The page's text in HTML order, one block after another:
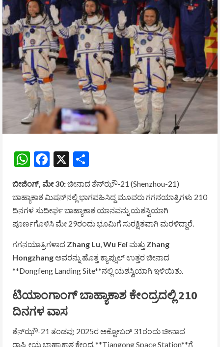
WhatsApp
Facebook
X
ಬೀಜಿಂಗ್, ಮೇ 30:ಚೀನಾದ ಶೆನ್‌ಝೌ-21 (Shenzhou-21)
ಬಾಹ್ಯಾಕಾಶ ಮಿಷನ್‌ನಲ್ಲಿ ಭಾಗವಹಿಸಿದ್ದ ಮೂವರು ಗಗನಯಾತ್ರಿಗಳು 210
ದಿನಗಳ ಸುದೀರ್ಘ ಬಾಹ್ಯಾಕಾಶ ಯಾನವನ್ನು ಯಶಸ್ವಿಯಾಗಿ
ಪೂರ್ಣಗೊಳಿಸಿ ಮೇ 29ರಂದು ಭೂಮಿಗೆ ಸುರಕ್ಷಿತವಾಗಿ ಮರಳಿದ್ದಾರೆ.
ಗಗನಯಾತ್ರಿಗಳಾದ Zhang Lu,Wu Fei ಮತ್ತು Zhang
Hongzhang ಅವರನ್ನು ಹೊತ್ತ ಕ್ಯಾಪ್ಸುಲ್ ಉತ್ತರ ಚೀನಾದ
**Dongfeng Landing Site**ನಲ್ಲಿ ಯಶಸ್ವಿಯಾಗಿ ಇಳಿಯಿತು.
ಟಿಯಾಂಗಾಂಗ್ ಬಾಹ್ಯಾಕಾಶ ಕೇಂದ್ರದಲ್ಲಿ 210
ದಿನಗಳ ವಾಸ
ಶೆನ್‌ಝೌ-21 ತಂಡವು 2025ರ ಅಕ್ಟೋಬರ್ 31ರಂದು ಚೀನಾದ
ರಾಷ್ಟ್ರೀಯ ಬಾಹ್ಯಾಕಾಶ ಕೇಂದ್ರ **Tiangong Space Station**ಗೆ